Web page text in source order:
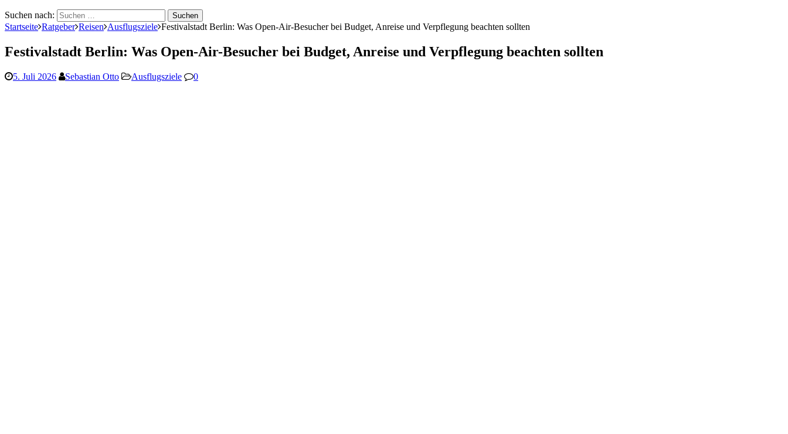
Suchen nach:
Startseite Ratgeber Reisen Ausflugsziele Festivalstadt Berlin: Was Open-Air-Besucher bei Budget, Anreise und Verpflegung beachten sollten
Festivalstadt Berlin: Was Open-Air-Besucher bei Budget, Anreise und Verpflegung beachten sollten
5. Juli 2026 Sebastian Otto Ausflugsziele 0